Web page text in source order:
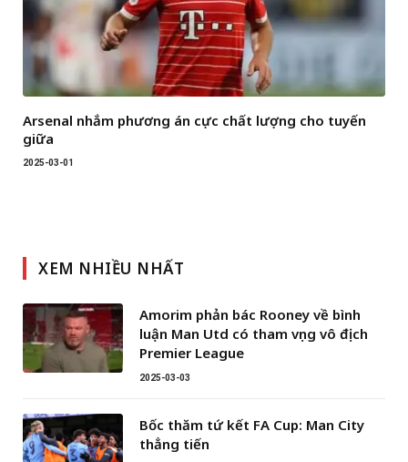
Arsenal nhắm phương án cực chất lượng cho tuyến
giữa
2025-03-01
XEM NHIỀU NHẤT
Amorim phản bác Rooney về bình
luận Man Utd có tham vọng vô địch
Premier League
2025-03-03
Bốc thăm tứ kết FA Cup: Man City
thẳng tiến